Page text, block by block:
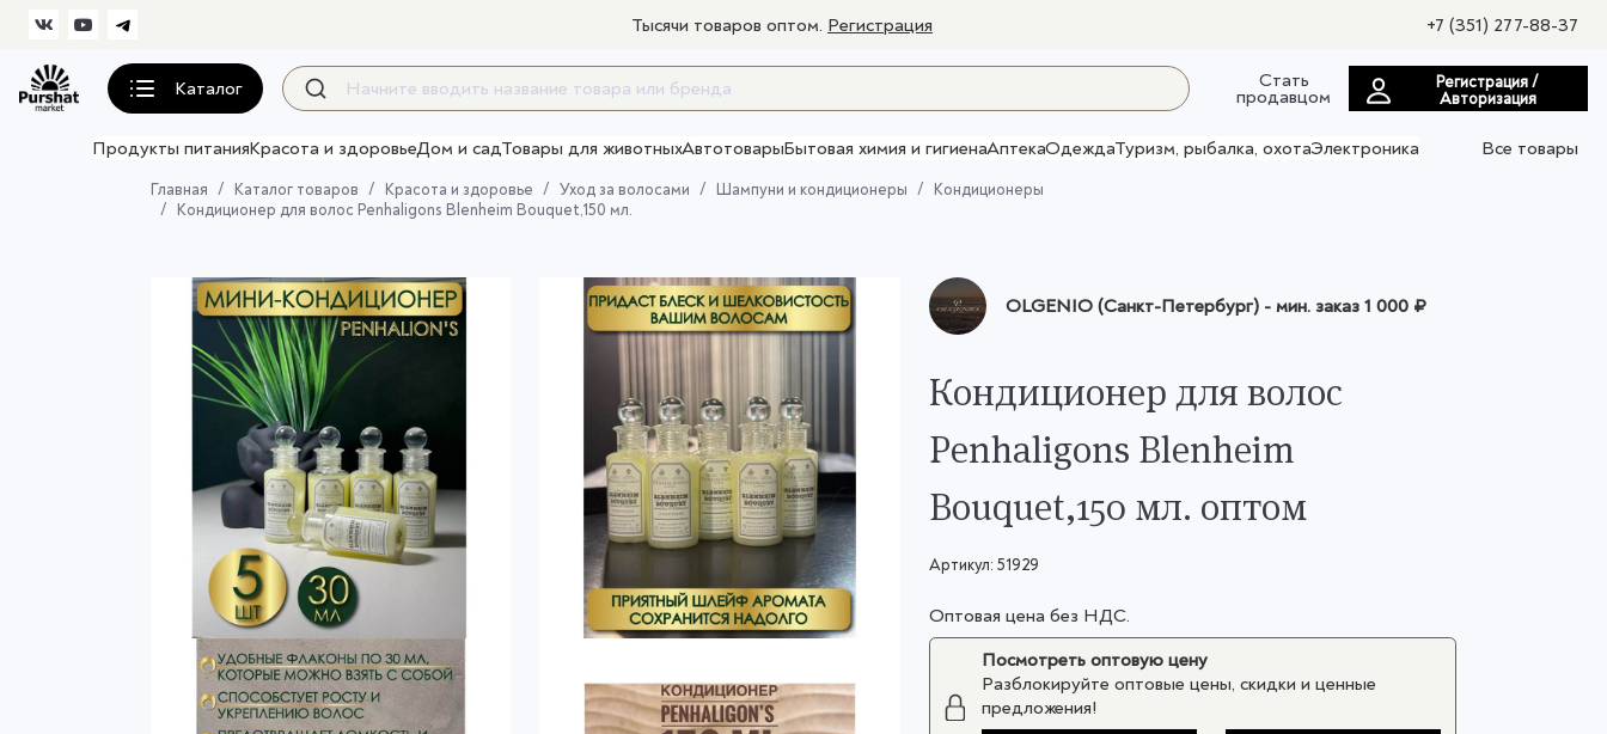
Тысячи товаров оптом. Регистрация +7 (351) 277-88-37
Каталог Стать
продавцом
Регистрация /
Авторизация
Продукты питанияКрасота и здоровьеДом и садТовары для животныхАвтотоварыБытовая химия и гигиенаАптекаОдеждаТуризм, рыбалка, охотаЭлектроника
Все товары
Главная Каталог товаров Красота и здоровье Уход за волосами Шампуни и кондиционеры
Кондиционеры
Кондиционер для волос Penhaligons Blenheim Bouquet,150 мл.
OLGENIO (Санкт-Петербург)- мин. заказ1 000 ₽
Кондиционер для волос
Penhaligons Blenheim
Bouquet,150 мл. оптом
Артикул: 51929
Оптовая цена без НДС.
Посмотреть оптовую цену
Разблокируйте оптовые цены, скидки и ценные
предложения!